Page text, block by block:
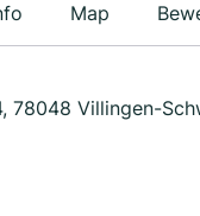
Map
78048 Villingen-